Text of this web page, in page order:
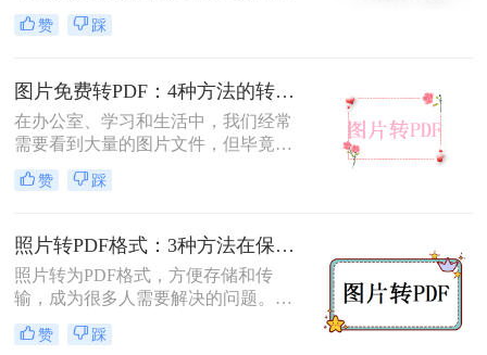
为数字格式，并进一步将其保存为
PDF文件，以便于分享、存储和查
呢？本文将介绍三种将扫描件转换成
PDF格式的方法。
赞 踩
图片免费转PDF：4种方法的转换速度和画质损失对比！
在办公室、学习和生活中，我们经常
需要看到大量的图片文件，但毕竟，
一张一张地看照片相对麻烦，所以我
们通常会把照片变成PDF。事实上，
天，我将教你图片转为pdf怎么弄免费
的。
赞 踩
照片转PDF格式：3种方法在保留EXIF信息和画质上的差异！
照片转为PDF格式，方便存储和传
输，成为很多人需要解决的问题。无
论是为了整理相册、备份照片，还是
为了表格化、合并分享，PDF格式都
赞 踩